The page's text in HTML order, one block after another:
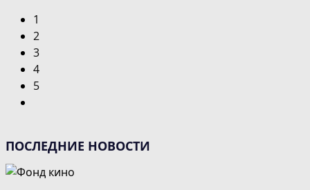
1
2
3
4
5
страницу
ПОСЛЕДНИЕ НОВОСТИ